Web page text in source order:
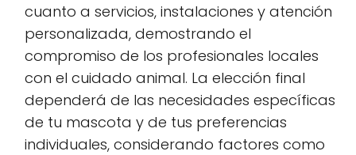
cuanto a servicios, instalaciones y atención
personalizada, demostrando el
compromiso de los profesionales locales
con el cuidado animal. La elección final
dependerá de las necesidades específicas
de tu mascota y de tus preferencias
individuales, considerando factores como